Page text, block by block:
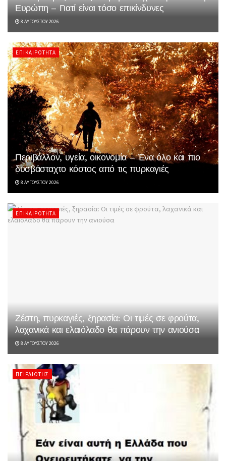
Ευρώπη – Γιατί είναι τόσο επικίνδυνες
8 ΑΥΓΟΎΣΤΟΥ 2026
ΕΠΙΚΑΙΡΌΤΗΤΑ
Περιβάλλον, υγεία, οικονομία – Ένα όλο και πιο
δυσβάσταχτο κόστος από τις πυρκαγιές
8 ΑΥΓΟΎΣΤΟΥ 2026
ΕΠΙΚΑΙΡΌΤΗΤΑ
Ζέστη, πυρκαγιές, ξηρασία: Οι τιμές σε φρούτα,
λαχανικά και ελαιόλαδο θα πάρουν την ανιούσα
8 ΑΥΓΟΎΣΤΟΥ 2026
ΠΕΙΡΑΙΏΤΗΣ